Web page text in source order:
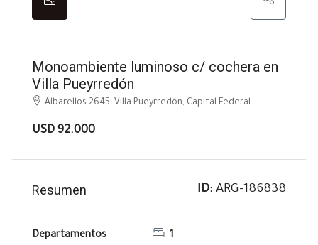
Monoambiente luminoso c/ cochera en
Villa Pueyrredón
Albarellos 2645, Villa Pueyrredón, Capital Federal
USD 92.000
Resumen ID: ARG-186838
Departamentos 1